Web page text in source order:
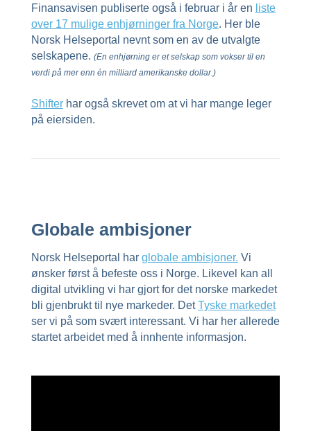
Finansavisen publiserte også i februar i år en liste
over 17 mulige enhjørninger fra Norge. Her ble
Norsk Helseportal nevnt som en av de utvalgte
selskapene. (En enhjørning er et selskap som vokser til en
verdi på mer enn én milliard amerikanske dollar.)
Shifterhar også skrevet om at vi har mange leger
på eiersiden.
Globale ambisjoner
Norsk Helseportal har globale ambisjoner. Vi
ønsker først å befeste oss i Norge. Likevel kan all
digital utvikling vi har gjort for det norske markedet
bli gjenbrukt til nye markeder. DetTyske markedet
ser vi på som svært interessant. Vi har her allerede
startet arbeidet med å innhente informasjon.